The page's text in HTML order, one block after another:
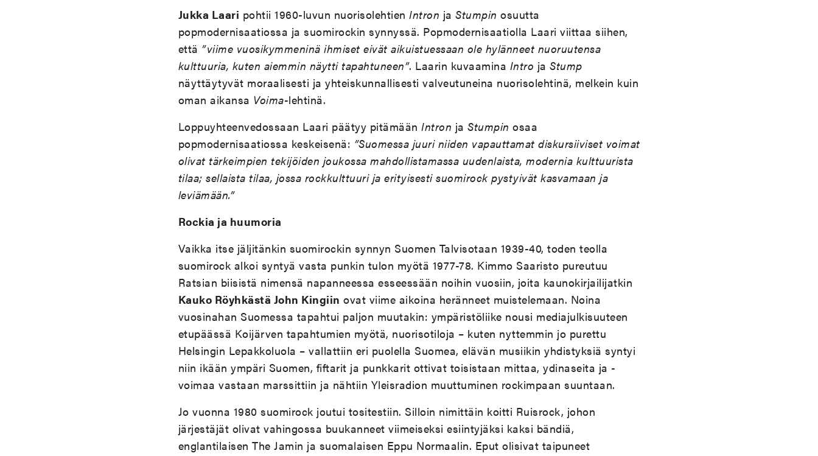
Jukka Laari pohtii 1960-luvun nuorisolehtien Intron ja Stumpin osuutta
popmodernisaatiossa ja suomirockin synnyssä. Popmodernisaatiolla Laari viittaa siihen,
että ”viime vuosikymmeninä ihmiset eivät aikuistuessaan ole hylänneet nuoruutensa
kulttuuria, kuten aiemmin näytti tapahtuneen”. Laarin kuvaamina Intro ja Stump
näyttäytyvät moraalisesti ja yhteiskunnallisesti valveutuneina nuorisolehtinä, melkein kuin
oman aikansa Voima-lehtinä.
Loppuyhteenvedossaan Laari päätyy pitämään Intron ja Stumpin osaa
popmodernisaatiossa keskeisenä: ”Suomessa juuri niiden vapauttamat diskursiiviset voimat
olivat tärkeimpien tekijöiden joukossa mahdollistamassa uudenlaista, modernia kulttuurista
tilaa; sellaista tilaa, jossa rockkulttuuri ja erityisesti suomirock pystyivät kasvamaan ja
leviämään.”
Rockia ja huumoria
Vaikka itse jäljitänkin suomirockin synnyn Suomen Talvisotaan 1939-40, toden teolla
suomirock alkoi syntyä vasta punkin tulon myötä 1977-78. Kimmo Saaristo pureutuu
Ratsian biisistä nimensä napanneessa esseessään noihin vuosiin, joita kaunokirjailijatkin
Kauko Röyhkästä John Kingiin ovat viime aikoina heränneet muistelemaan. Noina
vuosinahan Suomessa tapahtui paljon muutakin: ympäristöliike nousi mediajulkisuuteen
etupäässä Koijärven tapahtumien myötä, nuorisotiloja – kuten nyttemmin jo purettu
Helsingin Lepakkoluola – vallattiin eri puolella Suomea, elävän musiikin yhdistyksiä syntyi
niin ikään ympäri Suomen, fiftarit ja punkkarit ottivat toisistaan mittaa, ydinaseita ja -
voimaa vastaan marssittiin ja nähtiin Yleisradion muuttuminen rockimpaan suuntaan.
Jo vuonna 1980 suomirock joutui tositestiin. Silloin nimittäin koitti Ruisrock, johon
järjestäjät olivat vahingossa buukanneet viimeiseksi esiintyjäksi kaksi bändiä,
englantilaisen The Jamin ja suomalaisen Eppu Normaalin. Eput olisivat taipuneet